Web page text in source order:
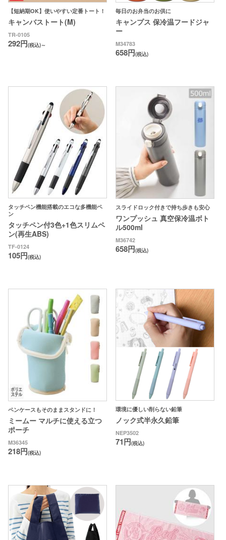
【短納期OK】使いやすい定番トート！
キャンバストート(M)
TR-0105
292円(税込)～
毎日のお弁当のお供に
キャンプス 保冷温フードジャ
ー
M34783
658円(税込)
タッチペン機能搭載のエコな多機能ペ
ン
タッチペン付3色+1色スリムペ
ン(再生ABS)
TF-0124
105円(税込)
スライドロック付きで持ち歩きも安心
ワンプッシュ 真空保冷温ボト
ル500ml
M36742
658円(税込)
ペンケースもそのままスタンドに！
ミームー マルチに使える立つ
ポーチ
M36345
218円(税込)
環境に優しい削らない鉛筆
ノック式半永久鉛筆
NEP3502
71円(税込)